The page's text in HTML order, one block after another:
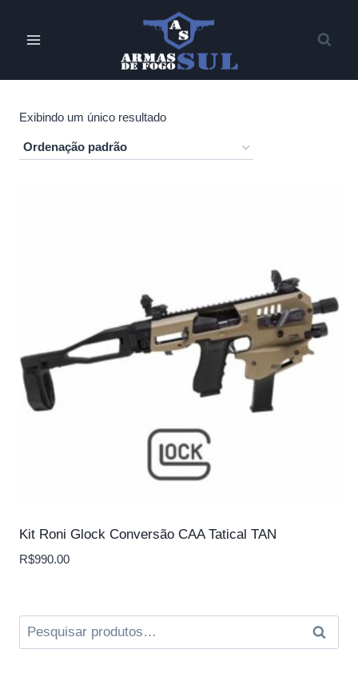
Exibindo um único resultado
Kit Roni Glock Conversão CAA Tatical TAN
R$990.00
Pesquisar
por: